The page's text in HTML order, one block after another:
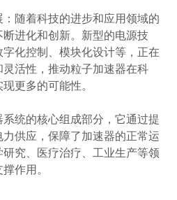
随着科技的进步和应用领域的
进化和创新。新型的电源技
化控制、模块化设计等，正在
活性，推动粒子加速器在科
更多的可能性。
系统的核心组成部分，它通过提
供应，保障了加速器的正常运
究、医疗治疗、工业生产等领
作用。